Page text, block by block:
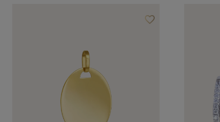
favorite_borderAjouter à vos favoris